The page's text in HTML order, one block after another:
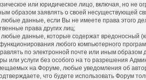
или юридическое лицо, включая, но не
образом заявлять о своей несуществующей
данные, если Вы не имеете права этого
права других лиц;
данные, которые содержат вредоносный
любого компьютерного
по электронной почте или иным
услуги без особого на то разрешения
на Форуме, любые уведомления об
что будете использовать Форум